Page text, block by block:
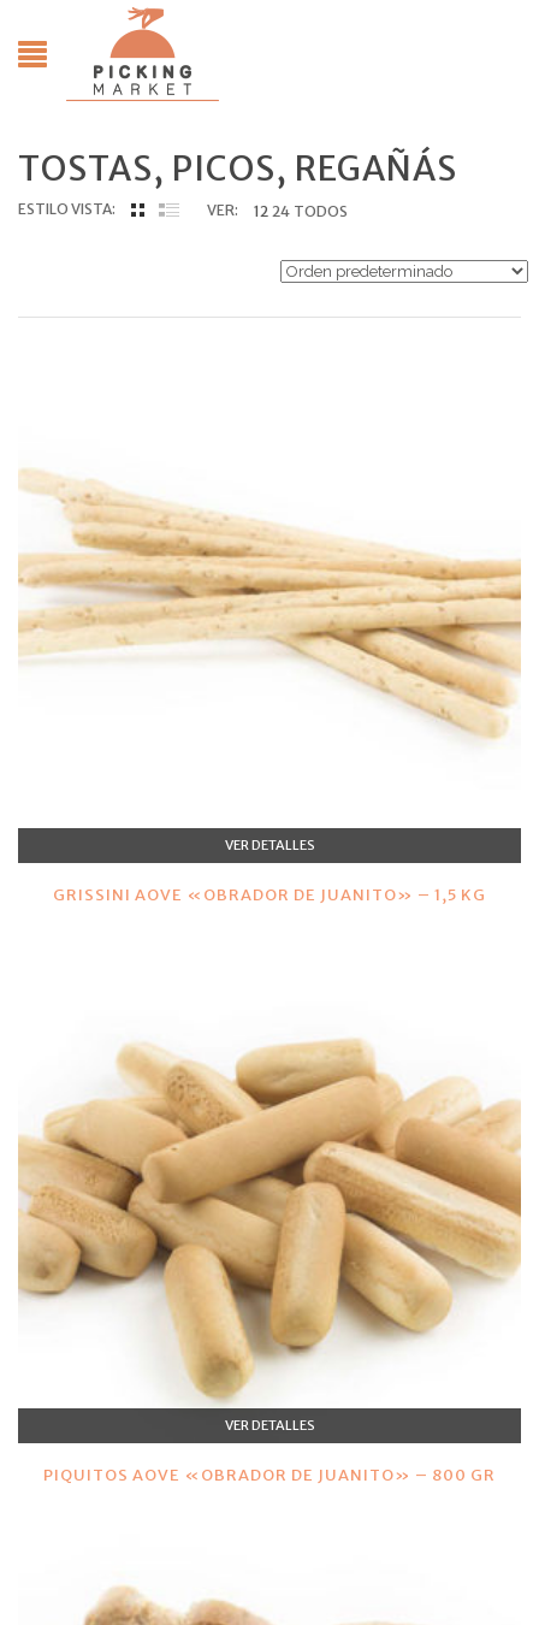
TOSTAS, PICOS, REGAÑÁS
ESTILO VISTA: VER: 12 24 TODOS
VER DETALLES
GRISSINI AOVE «OBRADOR DE JUANITO» – 1,5 KG
VER DETALLES
PIQUITOS AOVE «OBRADOR DE JUANITO» – 800 GR